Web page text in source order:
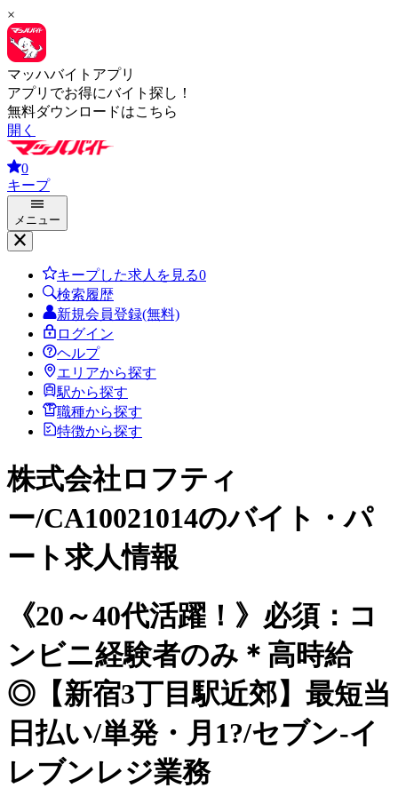
×
マッハバイトアプリ
アプリでお得にバイト探し！
無料ダウンロードはこちら
開く
0
キープ
メニュー
キープした求人を見る0
検索履歴
新規会員登録(無料)
ログイン
ヘルプ
エリアから探す
駅から探す
職種から探す
特徴から探す
株式会社ロフティ
ー/CA10021014のバイト・パ
ート求人情報
《20～40代活躍！》必須：コ
ンビニ経験者のみ＊高時給
◎【新宿3丁目駅近郊】最短当
日払い/単発・月1?/セブン-イ
レブンレジ業務